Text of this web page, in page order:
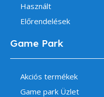
Használt
Előrendelések
Game Park
Akciós termékek
Game park Üzlet